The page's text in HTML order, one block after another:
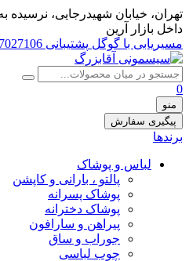
تهران، خيابان شهيدرجايى، نرسیده
داخل بازار آرین
مسیریابی با گوگل پشتیبانی 09367027106
0
منو
پیگیری سفارش
برندها
لباس و پوشاک
پالتو ، بارانی و کاپشن
پوشاک پسرانه
پوشاک دخترانه
پیراهن و سارافون
جوراب و ساق
چوب لباسی